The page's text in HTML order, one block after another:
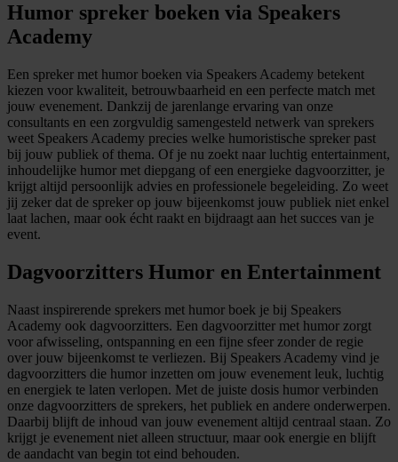
Humor spreker boeken via Speakers
Academy
Een spreker met humor boeken via Speakers Academy betekent
kiezen voor kwaliteit, betrouwbaarheid en een perfecte match met
jouw evenement. Dankzij de jarenlange ervaring van onze
consultants en een zorgvuldig samengesteld netwerk van sprekers
weet Speakers Academy precies welke humoristische spreker past
bij jouw publiek of thema. Of je nu zoekt naar luchtig entertainment,
inhoudelijke humor met diepgang of een energieke dagvoorzitter, je
krijgt altijd persoonlijk advies en professionele begeleiding. Zo weet
jij zeker dat de spreker op jouw bijeenkomst jouw publiek niet enkel
laat lachen, maar ook écht raakt en bijdraagt aan het succes van je
event.
Dagvoorzitters Humor en Entertainment
Naast inspirerende sprekers met humor boek je bij Speakers
Academy ook dagvoorzitters. Een dagvoorzitter met humor zorgt
voor afwisseling, ontspanning en een fijne sfeer zonder de regie
over jouw bijeenkomst te verliezen. Bij Speakers Academy vind je
dagvoorzitters die humor inzetten om jouw evenement leuk, luchtig
en energiek te laten verlopen. Met de juiste dosis humor verbinden
onze dagvoorzitters de sprekers, het publiek en andere onderwerpen.
Daarbij blijft de inhoud van jouw evenement altijd centraal staan. Zo
krijgt je evenement niet alleen structuur, maar ook energie en blijft
de aandacht van begin tot eind behouden.